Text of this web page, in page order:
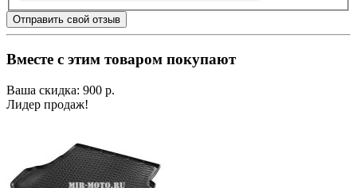
Отправить свой отзыв
Вместе с этим товаром покупают
Ваша скидка: 900 р.
Лидер продаж!